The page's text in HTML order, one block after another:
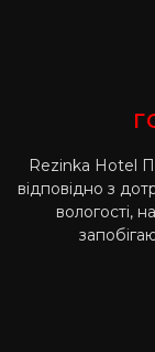
Rezinka Hotel
відповідно з
вологості,